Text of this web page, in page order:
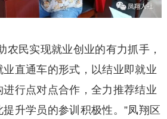
农民实现就业创业的有力抓手，
直通车的形式，以结业即就业
行点对点合作，全力推荐结业
升学员的参训积极性。”凤翔区